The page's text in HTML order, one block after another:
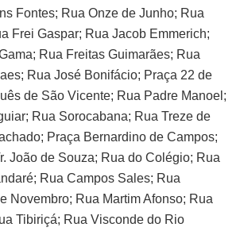
Fontes; Rua Onze de Junho; Rua
Frei Gaspar; Rua Jacob Emmerich;
Rua Freitas Guimarães; Rua
Rua José Bonifácio; Praça 22 de
de São Vicente; Rua Padre Manoel;
Rua Sorocabana; Rua Treze de
Praça Bernardino de Campos;
João de Souza; Rua do Colégio; Rua
Rua Campos Sales; Rua
Novembro; Rua Martim Afonso; Rua
Tibiriçá; Rua Visconde do Rio